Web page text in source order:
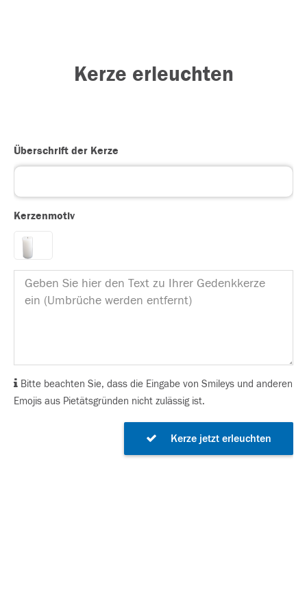
Kerze erleuchten
Überschrift der Kerze
Kerzenmotiv
Bitte beachten Sie, dass die Eingabe von Smileys und anderen
Emojis aus Pietätsgründen nicht zulässig ist.
Kerze jetzt erleuchten